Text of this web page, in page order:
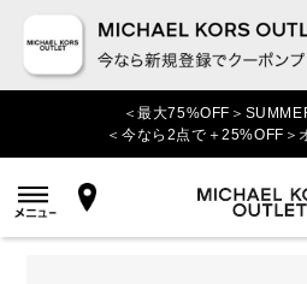
＜最大75%OFF＞
＜今なら2点で＋25%OFF＞